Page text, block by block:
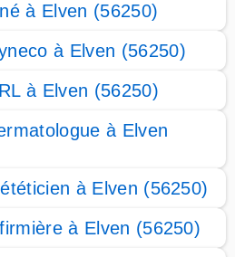
à Elven (56250)
à Elven (56250)
à Elven (56250)
à Elven
à Elven (56250)
à Elven (56250)